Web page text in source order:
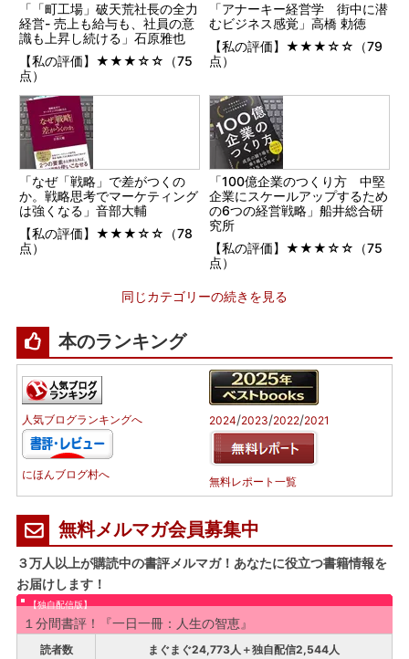
「「町工場」破天荒社長の全力
経営- 売上も給与も、社員の意
識も上昇し続ける」石原雅也
【私の評価】★★★☆☆（75
点）
「アナーキー経営学 街中に潜
むビジネス感覚」高橋 勅徳
【私の評価】★★★☆☆（79
点）
「なぜ「戦略」で差がつくの
か。戦略思考でマーケティング
は強くなる」音部大輔
【私の評価】★★★☆☆（78
点）
「100億企業のつくり方 中堅
企業にスケールアップするため
の6つの経営戦略」船井総合研
究所
【私の評価】★★★☆☆（75
点）
同じカテゴリーの続きを見る
本のランキング
人気ブログランキングへ
にほんブログ村へ
2024/2023/2022/2021
無料レポート一覧
無料メルマガ会員募集中
３万人以上が購読中の書評メルマガ！あなたに役立つ書籍情報を
お届けします！
【独自配信版】
１分間書評！『一日一冊：人生の智恵』
読者数 まぐまぐ24,773人＋独自配信2,544人